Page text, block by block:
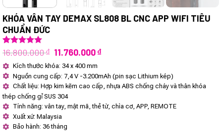
KHÓA VÂN TAY DEMAX SL808 BL CNC APP WIFI TIÊU
CHUẨN ĐỨC
5.00trên 5
1
đánh giá
16.800.000₫ Giá
gốc
là:
16.800.000 ₫.
11.760.000₫Giá
là:
11.760.000 ₫.
Kích thước khóa: 34 x 400 mm
Nguồn cung cấp: 7,4 V -3.200mAh (pin sạc Lithium kép)
Chất liệu: Hợp kim kẽm cao cấp, nhựa ABS chống cháy và thân khóa
thép chống gỉ SUS 304
Tính năng: vân tay, mật mã, thẻ từ, chìa cơ, APP, REMOTE
Xuất xứ: Malaysia
Bảo hành: 36 tháng